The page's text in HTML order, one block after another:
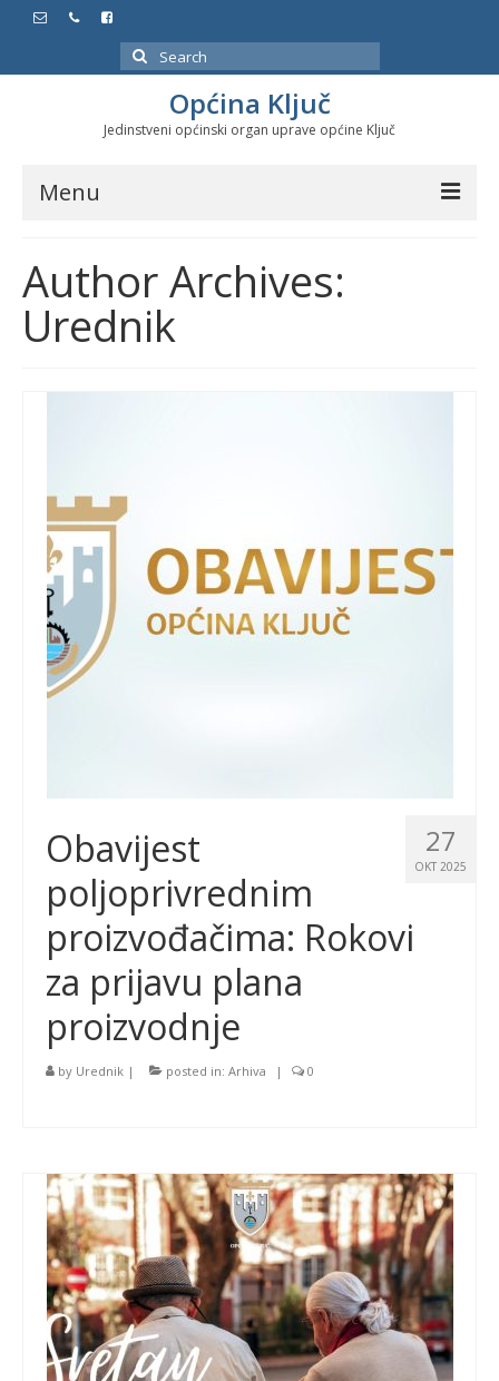
Search
for:
Općina Ključ
Jedinstveni općinski organ uprave općine Ključ
Menu
Službeni glasnici
Javne nabavke
Značajni datumi i manifestacije
Author Archives:
Urednik
27
OKT 2025
Obavijest
poljoprivrednim
proizvođačima: Rokovi
za prijavu plana
proizvodnje
by Urednik | posted in: Arhiva | 0